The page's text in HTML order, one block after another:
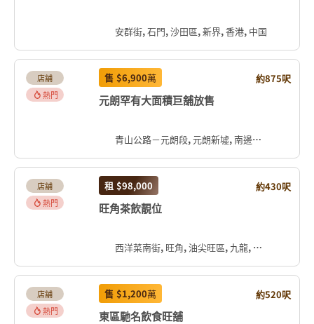
安群街, 石門, 沙田區, 新界, 香港, 中国
店舖
熱門
售 $6,900萬 約875呎
元朗罕有大面積巨舖放售
青山公路－元朗段, 元朗新墟, 南邊圍, 元朗區, 新界, 香港, 中国
店舖
熱門
租 $98,000 約430呎
旺角茶飲靚位
西洋菜南街, 旺角, 油尖旺區, 九龍, 香港, 中国
店舖
熱門
售 $1,200萬 約520呎
東區馳名飲食旺舖